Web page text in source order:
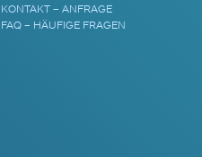
KONTAKT – ANFRAGE
FAQ – HÄUFIGE FRAGEN